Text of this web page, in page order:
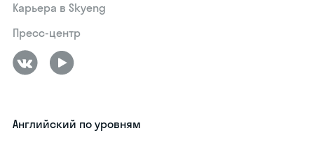
Карьера в Skyeng
Пресс-центр
Английский по уровням